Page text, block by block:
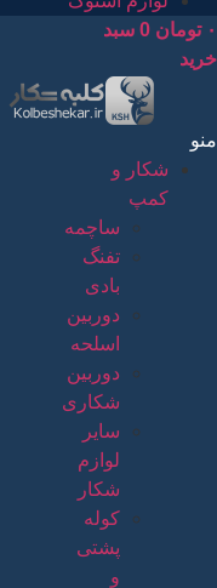
۰ تومان 0 سبد
خرید
منو
شکار و
کمپ
ساچمه
تفنگ
بادی
دوربین
اسلحه
دوربین
شکاری
سایر
لوازم
شکار
کوله
پشتی
و